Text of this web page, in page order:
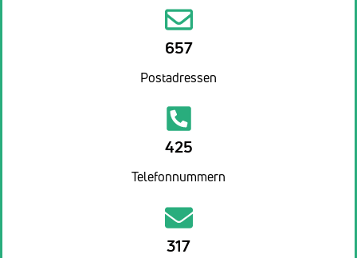
657
Postadressen
425
Telefonnummern
317